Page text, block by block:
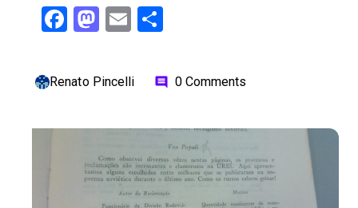
Facebook
Mastodon
Email
Renato Pincelli comment 0 Comments